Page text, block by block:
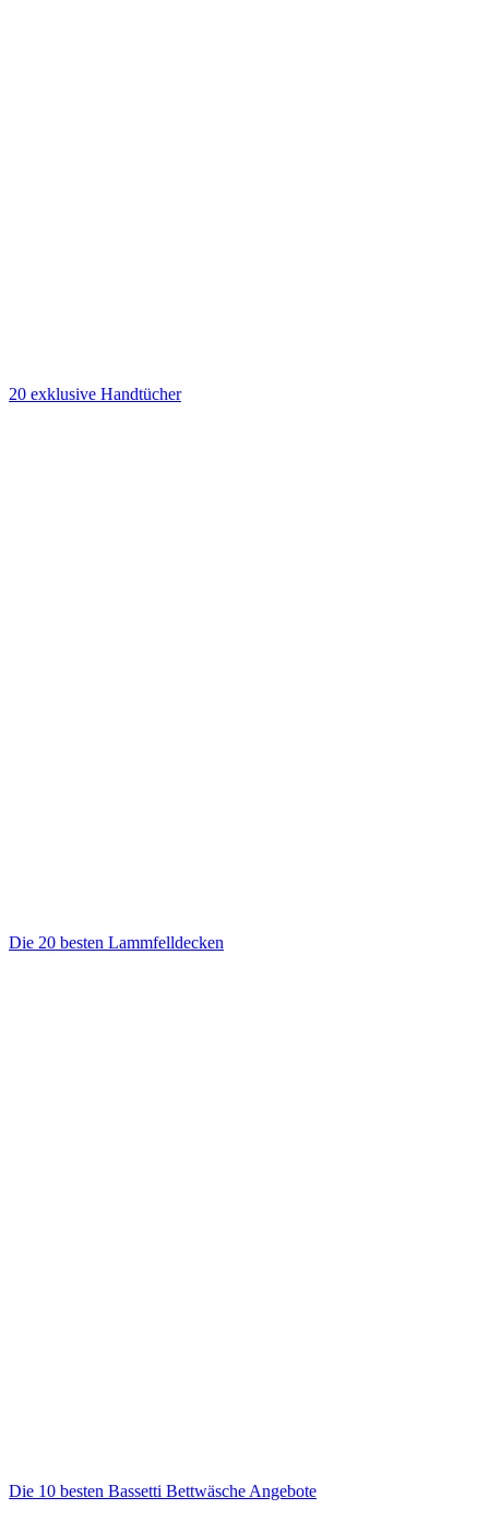
20 exklusive Handtücher
Die 20 besten Lammfelldecken
Die 10 besten Bassetti Bettwäsche Angebote